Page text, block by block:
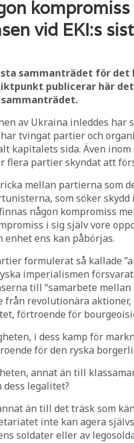
vid EKI:s
sammanträdet för
publicerar här
av Ukraina inleddes har
tvingat partier och
kapitalets sida. Även
partier skyndat att
mellan partierna som
som söker skydd
någon kompromiss
i sig själv vore
ens kan påbörjas.
formulerat så kallade
imperialismen
till “samarbete
från revolutionära
förtroende för
i dess kamp för
för den ryska
annat än till
legalitet?
än till det träsk som
inte kan agera
soldater eller av